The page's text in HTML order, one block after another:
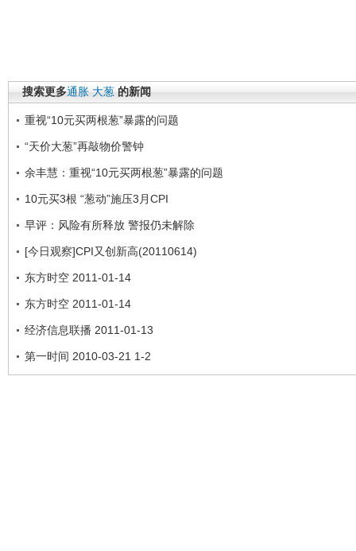
搜索更多通胀 大葱 的新闻
重视“10元买两根葱”暴露的问题
“天价大葱”再敲物价警钟
余丰慧：重视“10元买两根葱”暴露的问题
10元买3根 “葱动”施压3月CPI
早评：风险有所释放 警报仍未解除
[今日观察]CPI又创新高(20110614)
东方时空 2011-01-14
东方时空 2011-01-14
经济信息联播 2011-01-13
第一时间 2010-03-21 1-2